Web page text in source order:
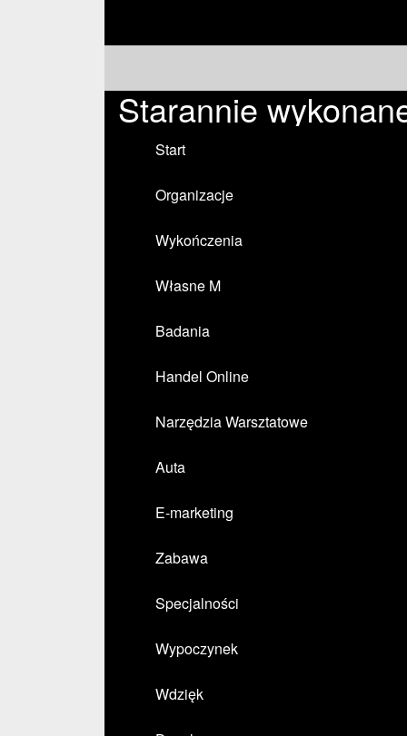
Starannie
Start
Organizacje
Wykończenia
Własne M
Badania
Handel Online
Narzędzia Warsztatowe
Auta
E-marketing
Zabawa
Specjalności
Wypoczynek
Wdzięk